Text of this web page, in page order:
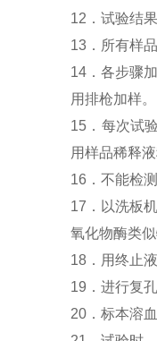
12．试验结
13．所有样
14．各步骤
用排枪加样。
15．每次试
用样品稀释
16．不能检
17．以洗板
氧化物酶类
18．用终止
19．进行复
20．标本溶